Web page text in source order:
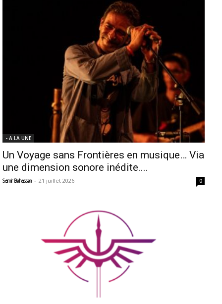
- A LA UNE
Un Voyage sans Frontières en musique… Via
une dimension sonore inédite....
Samir Belhassen - 21 juillet 2026 0